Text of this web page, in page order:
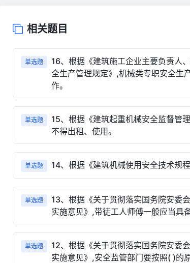
相关题目
单选题
16、根据《建筑施工企业主要负责人
全生产管理规定》,机械类专职安全生
作。
单选题
15、根据《建筑起重机械安全监督管
不得出租、使用。
单选题 14、根据《建筑机械使用安全技术规
单选题
13、根据《关于贯彻落实国务院安委
实施意见》,带徒工人师傅一般应当具
单选题
12、根据《关于贯彻落实国务院安委
实施意见》,安全监管部门要按照( )的